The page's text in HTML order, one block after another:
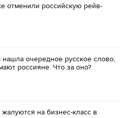
отменили российскую рейв-
нашла очередное русское слово,
россияне. Что за оно?
на бизнес-класс в